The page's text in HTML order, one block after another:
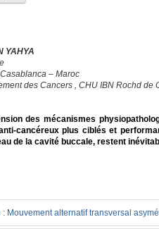
YAHYA
– Maroc
des Cancers , CHU IBN Rochd de
des mécanismes
cancéreux plus ciblés et
de la cavité buccale, restent
Mouvement alternatif transversal